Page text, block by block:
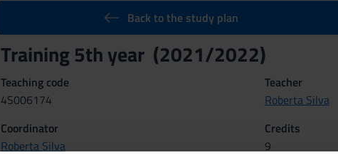
Back to the study plan
Training 5th year (2021/2022)
Teaching code
4S006174
Teacher
Roberta Silva
Coordinator
Roberta Silva
Credits
9